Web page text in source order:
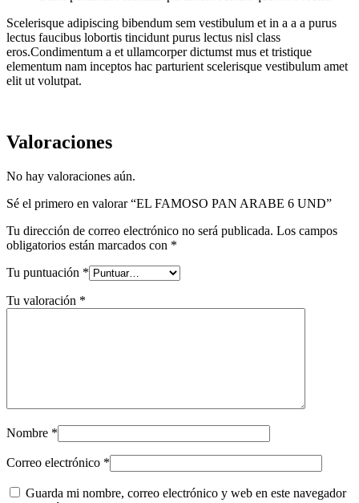
Scelerisque adipiscing bibendum sem vestibulum et in a a a purus
lectus faucibus lobortis tincidunt purus lectus nisl class
eros.Condimentum a et ullamcorper dictumst mus et tristique
elementum nam inceptos hac parturient scelerisque vestibulum amet
elit ut volutpat.
Valoraciones
No hay valoraciones aún.
Sé el primero en valorar “EL FAMOSO PAN ARABE 6 UND”
Tu dirección de correo electrónico no será publicada. Los campos
obligatorios están marcados con *
Tu puntuación *
Tu valoración *
Nombre *
Correo electrónico *
Guarda mi nombre, correo electrónico y web en este navegador